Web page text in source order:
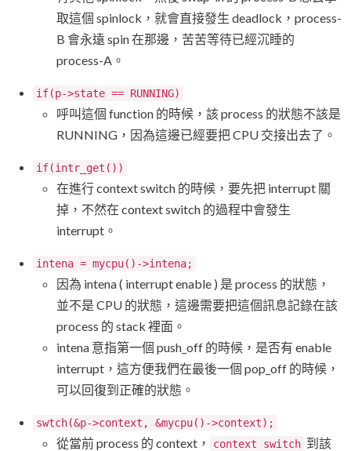
取這個 spinlock，就會直接發生 deadlock，process-
B 會永遠 spin 在那邊，苦苦等待已經沉睡的
process-A。
if(p->state == RUNNING)
呼叫這個 function 的時候，該 process 的狀態不該是
RUNNING，因為這邊已經要把 CPU 交接出去了。
if(intr_get())
在進行 context switch 的時候，要先把 interrupt 關
掉，不然在 context switch 的過程中會發生
interrupt。
intena = mycpu()->intena;
因為 intena ( interrupt enable ) 是 process 的狀態，
並不是 CPU 的狀態，這邊需要把這個訊息記錄在該
process 的 stack 裡面。
intena 意指第一個 push_off 的時候，是否有 enable
interrupt，這方便我們在最後一個 pop_off 的時候，
可以回復到正確的狀態。
swtch(&p->context, &mycpu()->context);
從當前 process 的 context， context switch 到該